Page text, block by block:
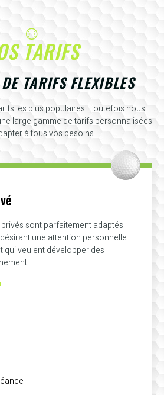
TARIFS
TARIFS FLEXIBLES
les plus populaires. Toutefois nous
large gamme de tarifs personnalisées
à tous vos besoins.
sont parfaitement adaptés
une attention personnelle
qui veulent développer des